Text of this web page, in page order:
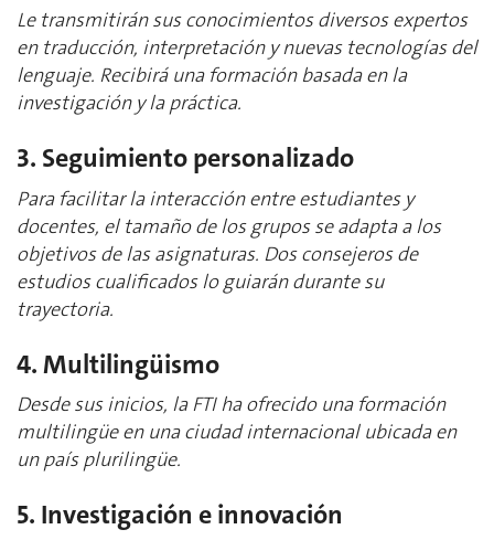
Le transmitirán sus conocimientos diversos expertos
en traducción, interpretación y nuevas tecnologías del
lenguaje. Recibirá una formación basada en la
investigación y la práctica.
3. Seguimiento personalizado
Para facilitar la interacción entre estudiantes y
docentes, el tamaño de los grupos se adapta a los
objetivos de las asignaturas. Dos consejeros de
estudios cualificados lo guiarán durante su
trayectoria.
4. Multilingüismo
Desde sus inicios, la FTI ha ofrecido una formación
multilingüe en una ciudad internacional ubicada en
un país plurilingüe.
5. Investigación e innovación